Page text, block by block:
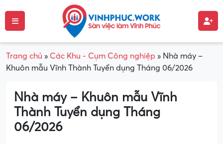
Trang chủ » Các Khu - Cụm Công nghiệp » Nhà máy –
Khuôn mẫu Vĩnh Thành Tuyển dụng Tháng 06/2026
Nhà máy – Khuôn mẫu Vĩnh
Thành Tuyển dụng Tháng
06/2026